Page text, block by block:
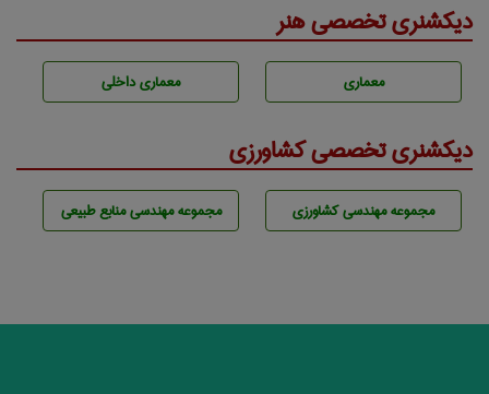
دیکشنری تخصصی هنر
معماری معماری داخلی
دیکشنری تخصصی کشاورزی
مجموعه مهندسی كشاورزی مجموعه مهندسی منابع طبيعی